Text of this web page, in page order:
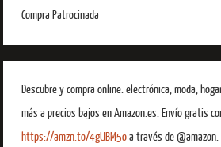
Compra Patrocinada
Descubre y compra online: electrónica, moda,
más a precios bajos en Amazon.es. Envío gratis
https://amzn.to/4gUBM5oa través de @amazon.